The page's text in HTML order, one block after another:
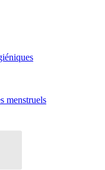
menstruels